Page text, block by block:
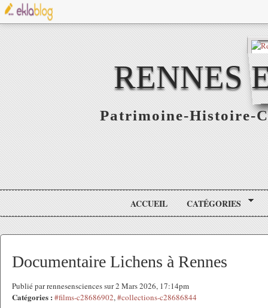
RENNES
Patrimoine-Histoire-
ACCUEIL CATÉGORIES
Documentaire Lichens à Rennes
Publié par rennesensciences sur 2 Mars 2026, 17:14pm
Catégories : #films-c28686902,#collections-c28686844